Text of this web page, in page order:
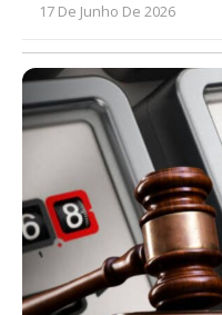
17 De Junho De 2026